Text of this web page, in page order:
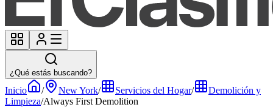
¿Qué estás buscando?
Inicio / New York/ Servicios del Hogar/
Demolición y
Limpieza/Always First Demolition